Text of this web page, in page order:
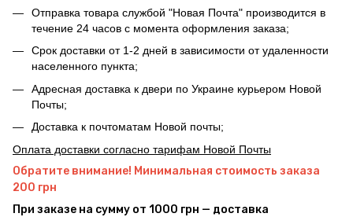
Отправка товара службой "Новая Почта" производится в
течение 24 часов с момента оформления заказа;
Срок доставки от 1-2 дней в зависимости от удаленности
населенного пункта;
Адресная доставка к двери по Украине курьером Новой
Почты;
Доставка к почтоматам Новой почты;
Оплата доставки согласно тарифам Новой Почты
Обратите внимание! Минимальная стоимость заказа
200 грн
При заказе на сумму от 1000 грн — доставка